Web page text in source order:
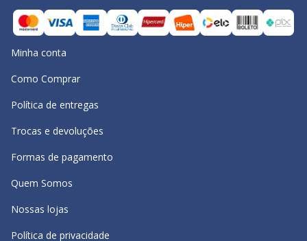
Minha conta
Como Comprar
Política de entregas
Trocas e devoluções
Formas de pagamento
Quem Somos
Nossas lojas
Política de privacidade